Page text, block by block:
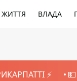
ЖИТТЯ ВЛАДА
⚡️